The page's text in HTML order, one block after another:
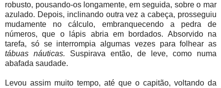
robusto, pousando-os longamente, em seguida, sobre o mar
azulado. Depois, inclinando outra vez a cabeça, prosseguiu
mudamente no cálculo, embranquecendo a pedra de
números, que o lápis abria em bordados. Absorvido na
tarefa, só se interrompia algumas vezes para folhear as
tábuas náuticas. Suspirava então, de leve, como numa
abafada saudade.
Levou assim muito tempo, até que o capitão, voltando da